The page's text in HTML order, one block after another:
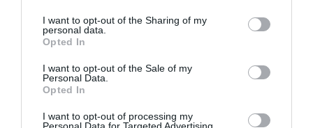
not limited to your visit or usage behaviour. You may click to
grant or deny consent to Google and its third-party tags to
use your data for below specified purposes in below Google
consent section.
I want to opt-out of the Sharing of my
personal data.
Opted In
I want to opt-out of the Sale of my
Personal Data.
Opted In
I want to opt-out of processing my
Personal Data for Targeted Advertising.